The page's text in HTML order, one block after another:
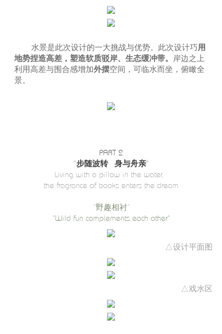
水景是此次设计的一大挑战与优势。此次设计巧用
地势捏造高差，塑造软质驳岸、生态缓冲带。
岸边之上
利用高差与围合感增加外摆空间，可临水而坐，俯瞰全
景。
PART 2
“步随波转 身与舟亲”
Living with a pillow in the water,
the fragrance of books enters the dream
“野趣相衬”
"Wild fun complements each other"
△设计平面图
△戏水区